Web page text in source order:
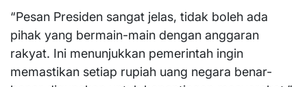
“Pesan Presiden sangat jelas, tidak boleh ada
pihak yang bermain-main dengan anggaran
rakyat. Ini menunjukkan pemerintah ingin
memastikan setiap rupiah uang negara benar-